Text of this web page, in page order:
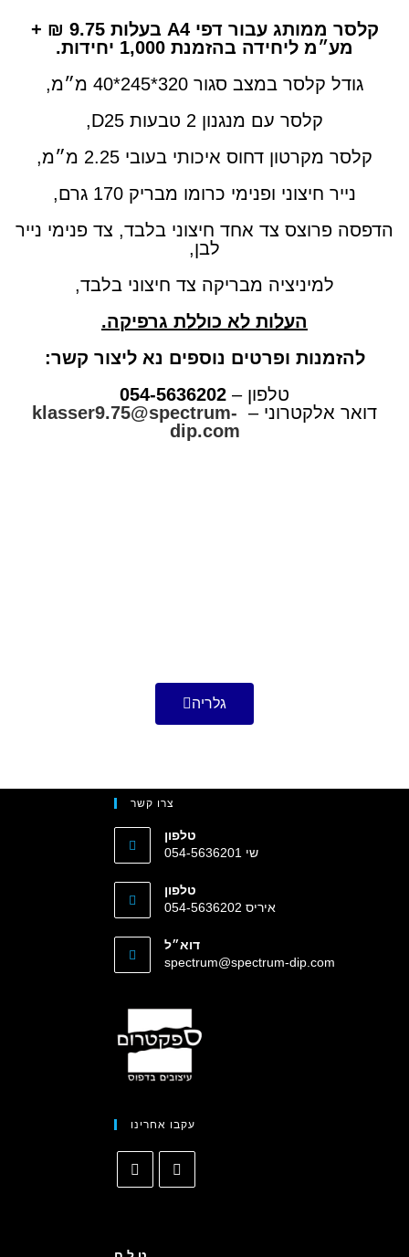
קלסר ממותג עבור דפי A4 בעלות 9.75 ₪ +
מע״מ ליחידה בהזמנת 1,000 יחידות.
גודל קלסר במצב סגור 320*245*40 מ״מ,
קלסר עם מנגנון 2 טבעות D25,
קלסר מקרטון דחוס איכותי בעובי 2.25 מ״מ,
נייר חיצוני ופנימי כרומו מבריק 170 גרם,
הדפסה פרוצס צד אחד חיצוני בלבד, צד פנימי נייר
לבן,
למיניציה מבריקה צד חיצוני בלבד,
העלות לא כוללת גרפיקה.
להזמנות ופרטים נוספים נא ליצור קשר:
טלפון – 054-5636202
דואר אלקטרוני – klasser9.75@spectrum-
dip.com
גלריה
צרו קשר
טלפון
054-5636201 שי
טלפון
איריס 054-5636202
דוא״ל
spectrum@spectrum-dip.com
עקבו אחרינו